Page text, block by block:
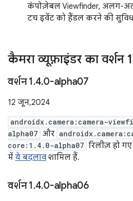
कंपोज़ेबल Viewfinder, अलग-
टच इवेंट को हैंडल करने की
कैमरा व्यूफ़ाइंडर का वर्शन 1
वर्शन 1.4.0-alpha07
12 जून, 2024
androidx.camera:camera-
alpha07 और
core:1.4.0-alpha07 रिलीज़ हो
में ये बदलाव शामिल हैं.
वर्शन 1.4.0-alpha06